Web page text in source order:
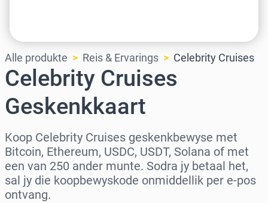
Alle produkte Reis & Ervarings Celebrity Cruises
Celebrity Cruises
Geskenkkaart
Koop Celebrity Cruises geskenkbewyse met
Bitcoin, Ethereum, USDC, USDT, Solana of met
een van 250 ander munte. Sodra jy betaal het,
sal jy die koopbewyskode onmiddellik per e-pos
ontvang.